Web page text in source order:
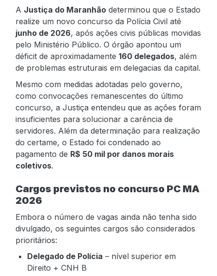
A Justiça do Maranhão determinou que o Estado
realize um novo concurso da Polícia Civil até
junho de 2026, após ações civis públicas movidas
pelo Ministério Público. O órgão apontou um
déficit de aproximadamente 160 delegados, além
de problemas estruturais em delegacias da capital.
Mesmo com medidas adotadas pelo governo,
como convocações remanescentes do último
concurso, a Justiça entendeu que as ações foram
insuficientes para solucionar a carência de
servidores. Além da determinação para realização
do certame, o Estado foi condenado ao
pagamento de R$ 50 mil por danos morais
coletivos.
Cargos previstos no concurso PC MA
2026
Embora o número de vagas ainda não tenha sido
divulgado, os seguintes cargos são considerados
prioritários:
Delegado de Polícia – nível superior em
Direito + CNH B